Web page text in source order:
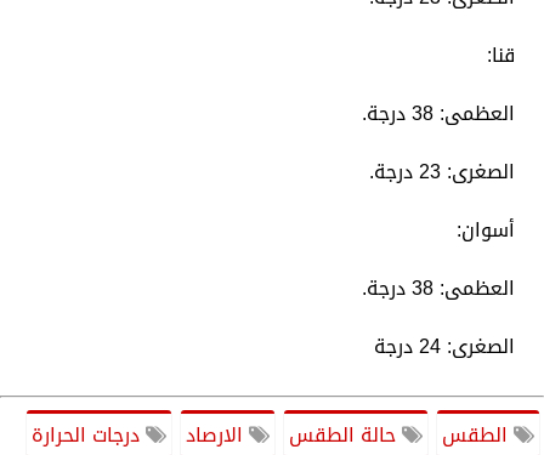
​قنا:
العظمى: 38 درجة.
الصغرى: 23 درجة.
​أسوان:
العظمى: 38 درجة.
الصغرى: 24 درجة
الطقس حالة الطقس الارصاد درجات الحرارة